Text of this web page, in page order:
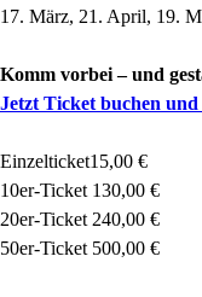
17. März, 21. April, 19.
Komm vorbei – und
Jetzt Ticket buchen
Einzelticket15,00 €
10er-Ticket 130,00 €
20er-Ticket 240,00 €
50er-Ticket 500,00 €